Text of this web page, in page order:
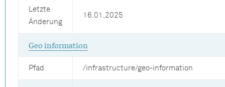
Letzte
Änderung
16.01.2025
Geo information
Pfad /infrastructure/geo-information